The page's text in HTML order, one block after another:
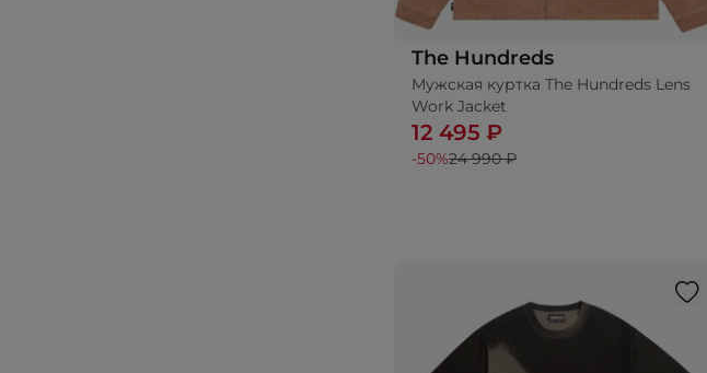
The Hundreds
Мужская куртка The Hundreds Lens
Work Jacket
12 495 ₽
-50%24 990 ₽